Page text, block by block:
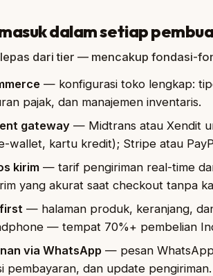
dalam setiap
dari tier — mencakup fondasi-
— konfigurasi toko lengkap:
pajak, dan manajemen inventaris.
gateway — Midtrans atau Xendit
wallet, kartu kredit); Stripe atau
kirim — tarif pengiriman real-time
yang akurat saat checkout tanpa
— halaman produk, keranjang,
— tempat 70%+ pembelian
via WhatsApp — pesan
pembayaran, dan update pengiriman.